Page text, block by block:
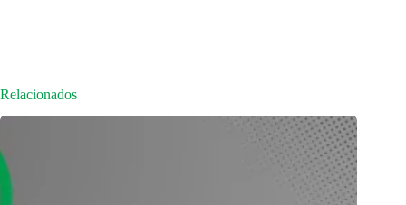
Relacionados